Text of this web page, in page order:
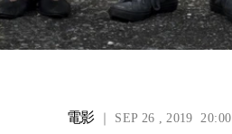
電影｜ SEP 26 , 2019 20:00